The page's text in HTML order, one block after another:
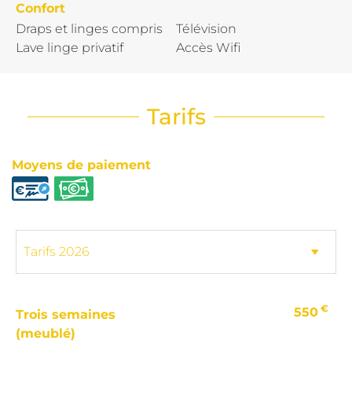
Confort
Draps et linges compris
Lave linge privatif
Télévision
Accès Wifi
Tarifs
Moyens de paiement
Trois semaines
(meublé)
550 €